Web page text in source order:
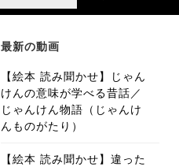
最新の動画
【絵本 読み聞かせ】じゃん
けんの意味が学べる昔話／
じゃんけん物語（じゃんけ
んものがたり）
【絵本 読み聞かせ】違った